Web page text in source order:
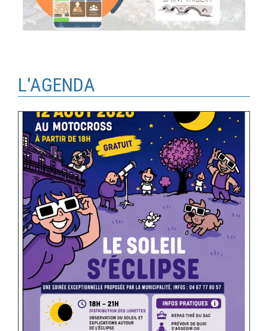
L'AGENDA